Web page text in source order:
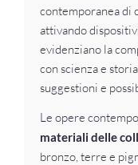
contemporanea di
attivando
evidenziano la
con scienza e
suggestioni e
Le opere
materiali delle
bronzo, terre e